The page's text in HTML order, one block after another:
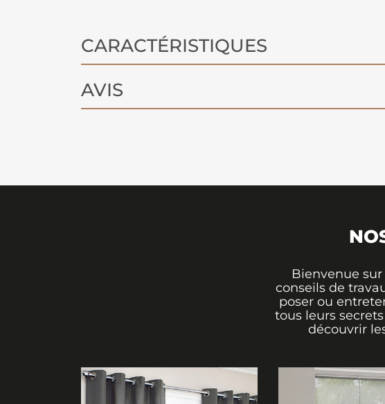
CARACTÉRISTIQUES
AVIS
Bienvenue
conseils de
poser ou
tous leurs
découvrir